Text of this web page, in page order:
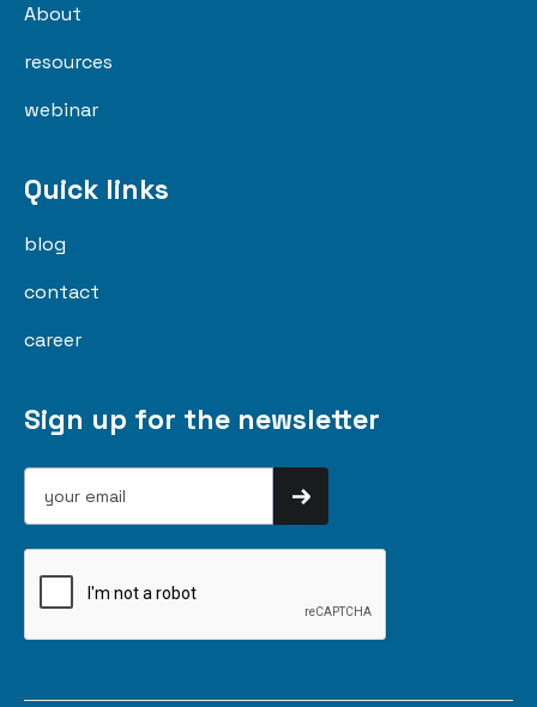
About
resources
webinar
Quick links
blog
contact
career
Sign up for the newsletter